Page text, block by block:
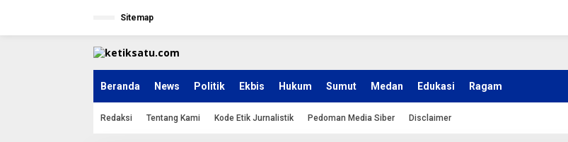
Sitemap
Beranda News Politik Ekbis Hukum Sumut Medan Edukasi Ragam
Redaksi Tentang Kami Kode Etik Jurnalistik Pedoman Media Siber Disclaimer